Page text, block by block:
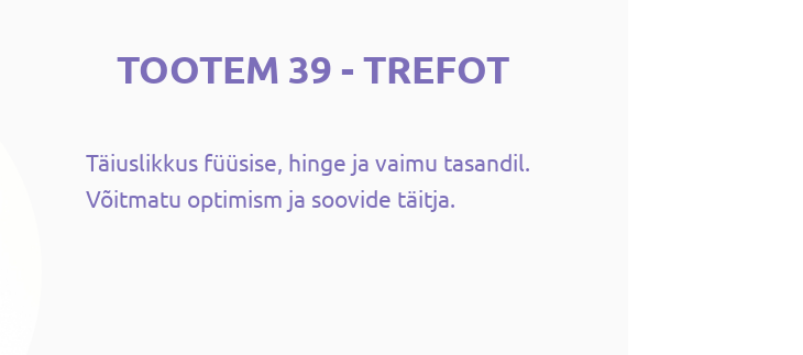
TOOTEM 39 - TREFOT
Täiuslikkus füüsise, hinge ja vaimu tasandil.
Võitmatu optimism ja soovide täitja.